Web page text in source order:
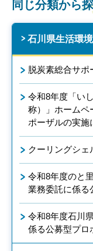
同じ分類から
石川県生活環
脱炭素総合サポ
令和8年度「い
称）」ホームペ
ポーザルの実施
クーリングシェ
令和8年度のと
業務委託に係る
令和8年度石川
係る公募型プロ